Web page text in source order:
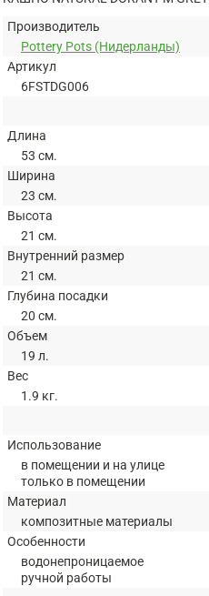
Производитель
Pottery Pots (Нидерланды)
Артикул
6FSTDG006
Длина
53 см.
Ширина
23 см.
Высота
21 см.
Внутренний размер
21 см.
Глубина посадки
20 см.
Объем
19 л.
Вес
1.9 кг.
Использование
в помещении и на улице
только в помещении
Материал
композитные материалы
Особенности
водонепроницаемое
ручной работы